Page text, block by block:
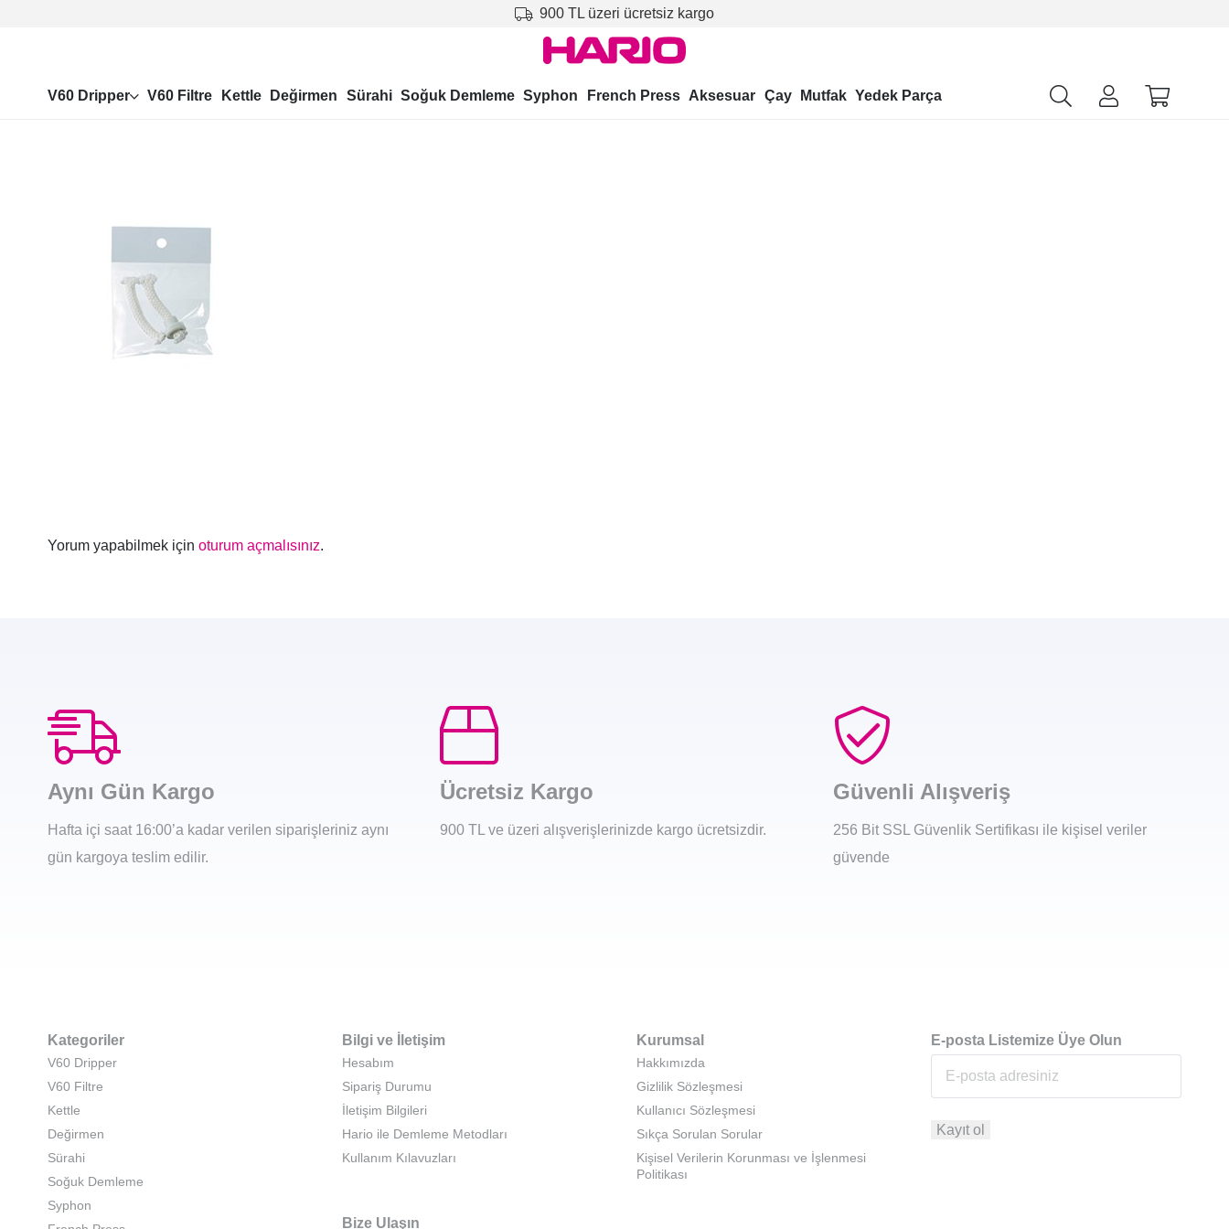
900 TL üzeri ücretsiz kargo
V60 Dripper V60 Filtre Kettle Değirmen Sürahi Soğuk Demleme Syphon French Press Aksesuar Çay Mutfak Yedek Parça
Yorum yapabilmek için oturum açmalısınız.
Aynı Gün Kargo
Hafta içi saat 16:00’a kadar verilen siparişleriniz aynı
gün kargoya teslim edilir.
Ücretsiz Kargo
900 TL ve üzeri alışverişlerinizde kargo ücretsizdir.
Güvenli Alışveriş
256 Bit SSL Güvenlik Sertifikası ile kişisel veriler
güvende
Kategoriler
V60 Dripper
V60 Filtre
Kettle
Değirmen
Sürahi
Soğuk Demleme
Syphon
Bilgi ve İletişim
Hesabım
Sipariş Durumu
İletişim Bilgileri
Hario ile Demleme Metodları
Kullanım Kılavuzları
Bize Ulaşın
Kurumsal
Hakkımızda
Gizlilik Sözleşmesi
Kullanıcı Sözleşmesi
Sıkça Sorulan Sorular
Kişisel Verilerin Korunması ve İşlenmesi
Politikası
E-posta Listemize Üye Olun